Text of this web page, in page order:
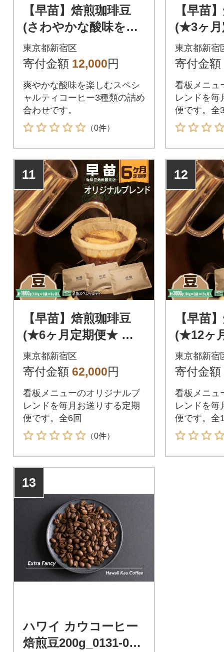
【早苗】焙煎珈琲豆
(さわやかな酸味を楽
しむセット 3種×各1
00g)豆_0020-006-S05-
東京都新宿区
寄付金額 12,000円
爽やかな酸味を楽しむスペシ
ャルティコーヒー3種類の詰め
合わせです。
（0件）
【早苗
(★3ヶ
苗スペ
0020-
東京都新宿
寄付金額
看板メニュ
レンドを毎
便です。全
11
【早苗】焙煎珈琲豆
(★6ヶ月定期便★ 早
苗スペシャルティ)豆_
0020-020-S05-A
東京都新宿区
寄付金額 62,000円
看板メニューのオリジナルブ
レンドを毎月お送りする定期
便です。全6回
（0件）
12
【早苗
(★12ヶ
苗スペ
0020-
東京都新宿
寄付金額
看板メニュ
レンドを毎
便です。全
13
ハワイ カウコーヒー
焙煎豆200g_0131-001